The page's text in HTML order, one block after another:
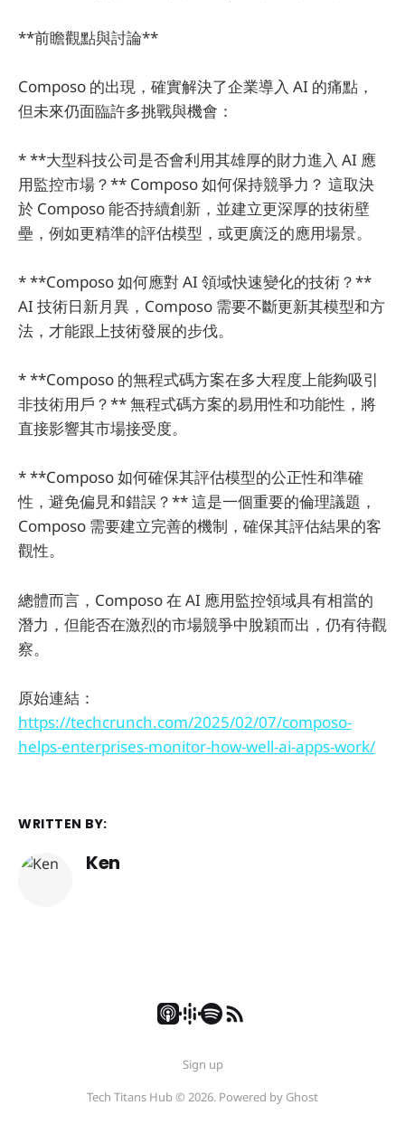
**前瞻觀點與討論**
Composo 的出現，確實解決了企業導入 AI 的痛點，
但未來仍面臨許多挑戰與機會：
* **大型科技公司是否會利用其雄厚的財力進入 AI 應
用監控市場？** Composo 如何保持競爭力？ 這取決
於 Composo 能否持續創新，並建立更深厚的技術壁
壘，例如更精準的評估模型，或更廣泛的應用場景。
* **Composo 如何應對 AI 領域快速變化的技術？**
AI 技術日新月異，Composo 需要不斷更新其模型和方
法，才能跟上技術發展的步伐。
* **Composo 的無程式碼方案在多大程度上能夠吸引
非技術用戶？** 無程式碼方案的易用性和功能性，將
直接影響其市場接受度。
* **Composo 如何確保其評估模型的公正性和準確
性，避免偏見和錯誤？** 這是一個重要的倫理議題，
Composo 需要建立完善的機制，確保其評估結果的客
觀性。
總體而言，Composo 在 AI 應用監控領域具有相當的
潛力，但能否在激烈的市場競爭中脫穎而出，仍有待觀
察。
原始連結：
https://techcrunch.com/2025/02/07/composo-
helps-enterprises-monitor-how-well-ai-apps-work/
WRITTEN BY:
Ken
Sign up
Tech Titans Hub © 2026. Powered by Ghost